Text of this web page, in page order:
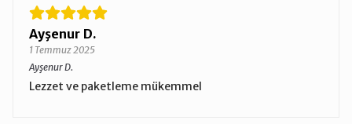
Ayşenur D.
1 Temmuz 2025
Ayşenur D.
Lezzet ve paketleme mükemmel